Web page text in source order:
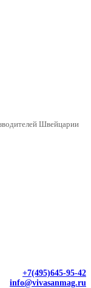
Швейцарии
+7(495)645-95-42
info@vivasanmag.ru